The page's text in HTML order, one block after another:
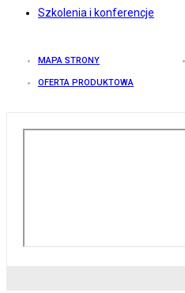
Szkolenia i konferencje
MAPA STRONY
OFERTA PRODUKTOWA